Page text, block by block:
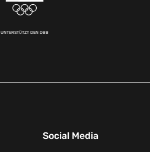
UNTERSTÜTZT DEN DBB
Social Media